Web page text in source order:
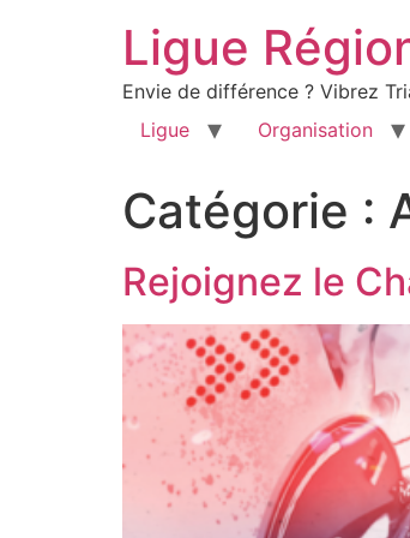
Ligue
Envie de différence ? Vibrez
Ligue
Organisation
Catégorie :
Rejoignez le